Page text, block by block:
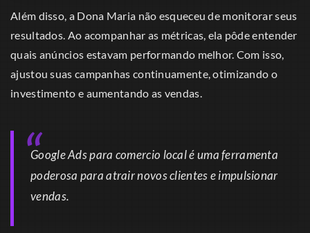
Além disso, a Dona Maria não esqueceu de monitorar seus
resultados. Ao acompanhar as métricas, ela pôde entender
quais anúncios estavam performando melhor. Com isso,
ajustou suas campanhas continuamente, otimizando o
investimento e aumentando as vendas.
Google Ads para comercio local é uma ferramenta
poderosa para atrair novos clientes e impulsionar
vendas.